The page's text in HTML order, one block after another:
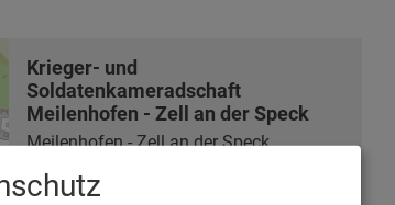
Krieger- und
Soldatenkameradschaft
Meilenhofen - Zell an der Speck
Meilenhofen - Zell an der Speck
85128 Nassenfels